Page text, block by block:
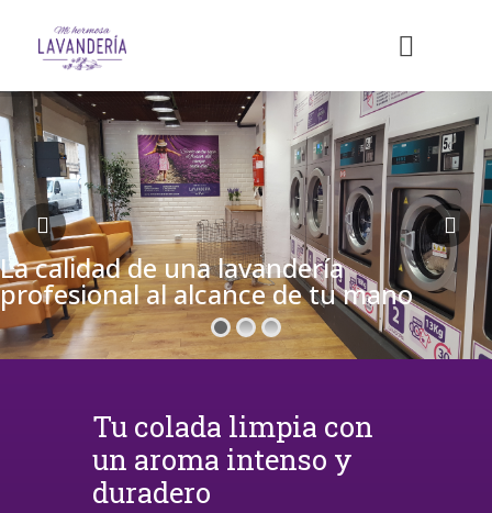
La calidad de una lavandería
profesional al alcance de tu mano
Tu colada limpia con
un aroma intenso y
duradero